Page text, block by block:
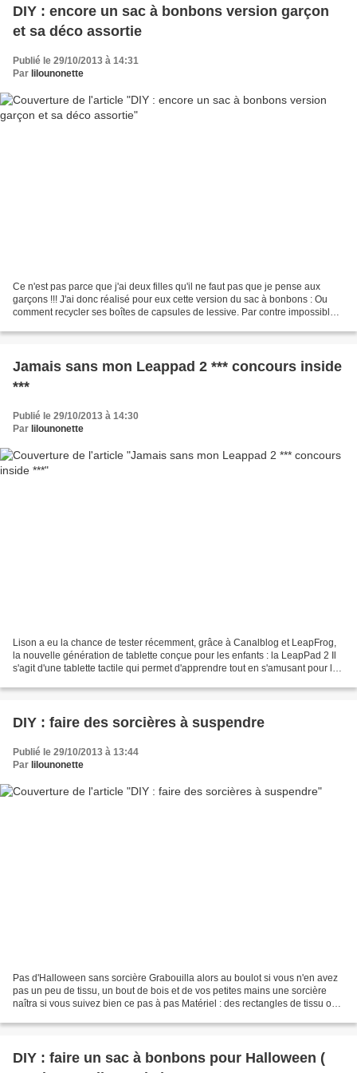
DIY : encore un sac à bonbons version garçon
et sa déco assortie
Publié le 29/10/2013 à 14:31
Par lilounonette
Ce n'est pas parce que j'ai deux filles qu'il ne faut pas que je pense aux
garçons !!! J'ai donc réalisé pour eux cette version du sac à bonbons : Ou
comment recycler ses boîtes de capsules de lessive. Par contre impossible
Jamais sans mon Leappad 2 *** concours inside
***
Publié le 29/10/2013 à 14:30
Par lilounonette
Lison a eu la chance de tester récemment, grâce à Canalblog et LeapFrog,
la nouvelle génération de tablette conçue pour les enfants : la LeapPad 2 Il
s'agit d'une tablette tactile qui permet d'apprendre tout en s'amusant pour les
DIY : faire des sorcières à suspendre
Publié le 29/10/2013 à 13:44
Par lilounonette
Pas d'Halloween sans sorcière Grabouilla alors au boulot si vous n'en avez
pas un peu de tissu, un bout de bois et de vos petites mains une sorcière
naîtra si vous suivez bien ce pas à pas Matériel : des rectangles de tissu ou
DIY : faire un sac à bonbons pour Halloween (